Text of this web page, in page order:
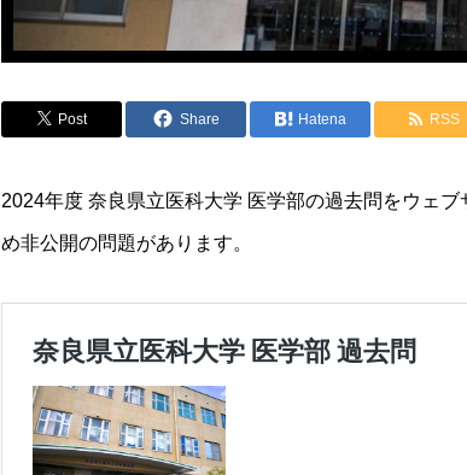
Post Share Hatena RSS
2024年度 奈良県立医科大学 医学部の過去問をウェ
め非公開の問題があります。